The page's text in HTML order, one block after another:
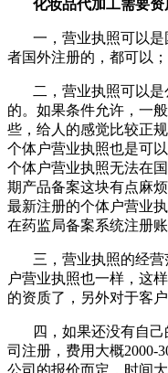
化妆品代加工需要资
一，营业执照可以是
者国外注册的，都可以；
二，营业执照可以是
的。如果条件允许，一
些，给人的感觉比较正
个体户营业执照也是可
个体户营业执照无法在
期产品备案这块有点麻
最新注册的个体户营业
在药监局备案系统注册账
三，营业执照的经营
户营业执照也一样，这
的资质了，另外对于客
四，如果还没有自己
司注册，费用大概2000-
公司的报价而定，时间